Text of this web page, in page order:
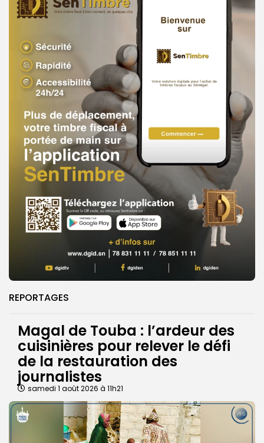
REPORTAGES
Magal de Touba : l’ardeur des
cuisinières pour relever le défi
de la restauration des
journalistes
samedi 1 août 2026 à 11h21